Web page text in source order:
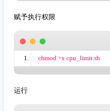
赋予执行权限
chmod +x cpu_limit.sh
运行